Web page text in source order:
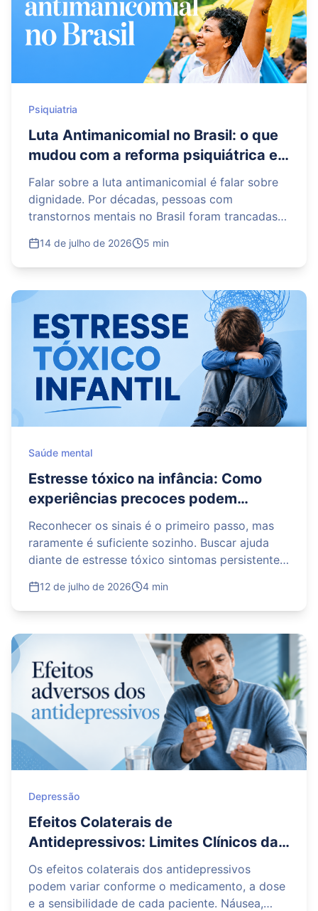
Psiquiatria
Luta Antimanicomial no Brasil: o que
mudou com a reforma psiquiátrica e
quais desafios ainda permanecem
Falar sobre a luta antimanicomial é falar sobre
dignidade. Por décadas, pessoas com
transtornos mentais no Brasil foram trancadas
perspectiva de tratamento humano ou de
retorno à vida em sociedade. A reforma
romper com essa lógica de exclusão, propondo
um cuidado baseado em respeito, liberdade e
acolhimento. Mas, passadas mais de duas
décadas da lei que oficializou essa mudança,
ainda existem lacunas importantes que
precisam ser discutidas com seriedade.
14 de julho de 2026 5 min
Saúde mental
Estresse tóxico na infância: Como
experiências precoces podem
repercutir na saúde durante a vida
adulta
Reconhecer os sinais é o primeiro passo, mas
raramente é suficiente sozinho. Buscar ajuda
diante de estresse tóxico sintomas persistentes,
costuma ser o caminho mais direto para
interromper o padrão antes que ele se repita em
12 de julho de 2026 4 min
Depressão
Efeitos Colaterais de
Antidepressivos: Limites Clínicos da
Tolerância Medicamentosa
Os efeitos colaterais dos antidepressivos
podem variar conforme o medicamento, a dose
e a sensibilidade de cada paciente. Náusea,